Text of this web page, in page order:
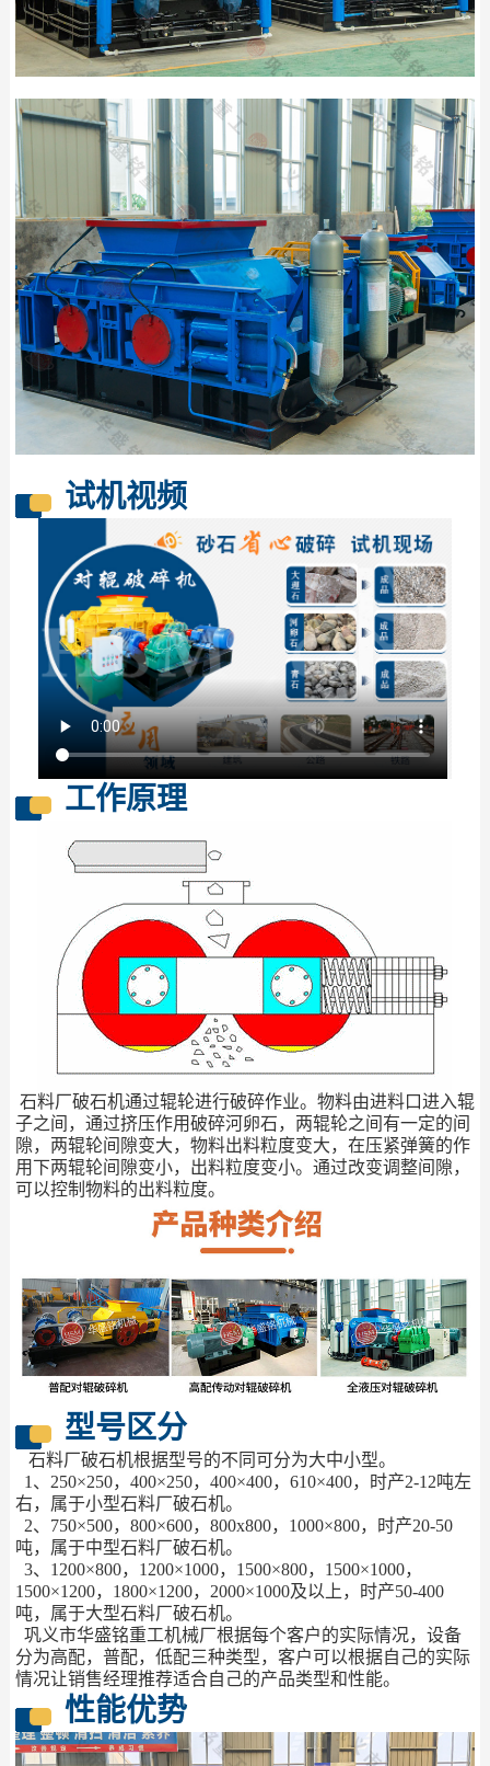
试机视频
工作原理
石料厂破石机通过辊轮进行破碎作业。物料由进料口进入辊
子之间，通过挤压作用破碎河卵石，两辊轮之间有一定的间
隙，两辊轮间隙变大，物料出料粒度变大，在压紧弹簧的作
用下两辊轮间隙变小，出料粒度变小。通过改变调整间隙，
可以控制物料的出料粒度。
型号区分
石料厂破石机根据型号的不同可分为大中小型。
1、250×250，400×250，400×400，610×400，时产2-12吨左
右，属于小型石料厂破石机。
2、750×500，800×600，800x800，1000×800，时产20-50
吨，属于中型石料厂破石机。
3、1200×800，1200×1000，1500×800，1500×1000，
1500×1200，1800×1200，2000×1000及以上，时产50-400
吨，属于大型石料厂破石机。
巩义市华盛铭重工机械厂根据每个客户的实际情况，设备
分为高配，普配，低配三种类型，客户可以根据自己的实际
情况让销售经理推荐适合自己的产品类型和性能。
性能优势